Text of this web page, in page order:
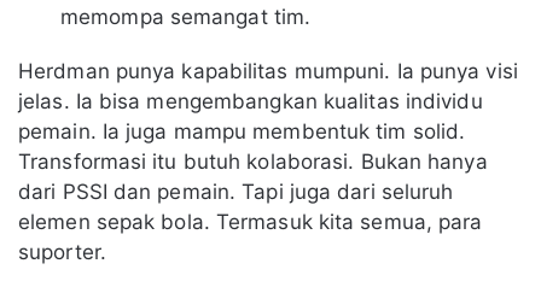
memompa semangat tim.
Herdman punya kapabilitas mumpuni. Ia punya visi
jelas. Ia bisa mengembangkan kualitas individu
pemain. Ia juga mampu membentuk tim solid.
Transformasi itu butuh kolaborasi. Bukan hanya
dari PSSI dan pemain. Tapi juga dari seluruh
elemen sepak bola. Termasuk kita semua, para
suporter.